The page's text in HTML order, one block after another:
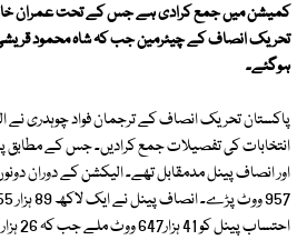
کمیشن میں جمع کرادی ہے جس کے تحت عمران خان
تحریک انصاف کے چیئرمین جب کہ شاہ محمود
ہوگئے۔
پاکستان تحریک انصاف کے ترجمان فواد چوہدری نے
انتخابات کی تفصیلات جمع کرادیں۔ جس کے مطابق